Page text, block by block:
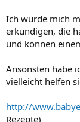
Ich würde mich
erkundigen, die
und können
Ansonsten habe
vielleicht helfen
http://
Rezepte)